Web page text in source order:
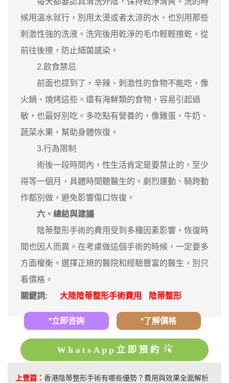
候用溫水就行，別用太燙或者太涼的水，也別用那些
刺激性強的洗液。洗完後用乾淨的毛巾輕輕擦乾，從
前往後擦，防止細菌感染。
2.飲食禁忌
前面也提到了，辛辣、刺激性的食物不能吃，像
火鍋、燒烤這些。還有海鮮類的食物，容易引起過
敏，也最好別吃。多吃點有營養的，像雞蛋、牛奶、
蔬菜水果，幫助身體恢復。
3.行為限制
術後一段時間內，性生活肯定是要禁止的，至少
得等一個月，具體時間聽醫生的。劇烈運動、騎跨動
作都別做，避免影響傷口恢復。
六、總結與建議
陰蒂整形手術的費用受到多種因素影響，恢復時
間也因人而異。在考慮做這個手術的時候，一定要多
方面權衡。選擇正規的醫院和經驗豐富的醫生，別只
看價格。
關鍵詞:
大陸陰蒂整形手術費用 陰蒂整形
*立即咨詢 *了解價格
WhatsApp立即預約
上壹篇： 香港陰蒂整形手術有哪些優勢？費用與效果全面解析